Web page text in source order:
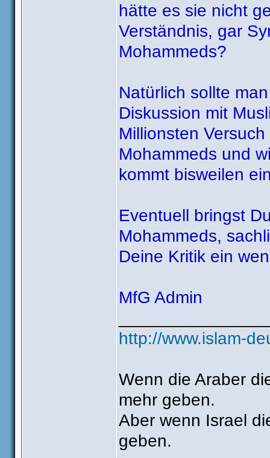
hätte es sie nicht
Verständnis, gar
Mohammeds?
Natürlich sollte
Diskussion mit
Millionsten
Mohammeds und
kommt bisweilen
Eventuell bringst
Mohammeds,
Deine Kritik ein
MfG Admin
http://www.islam-
Wenn die Araber
mehr geben.
Aber wenn Israel
geben.